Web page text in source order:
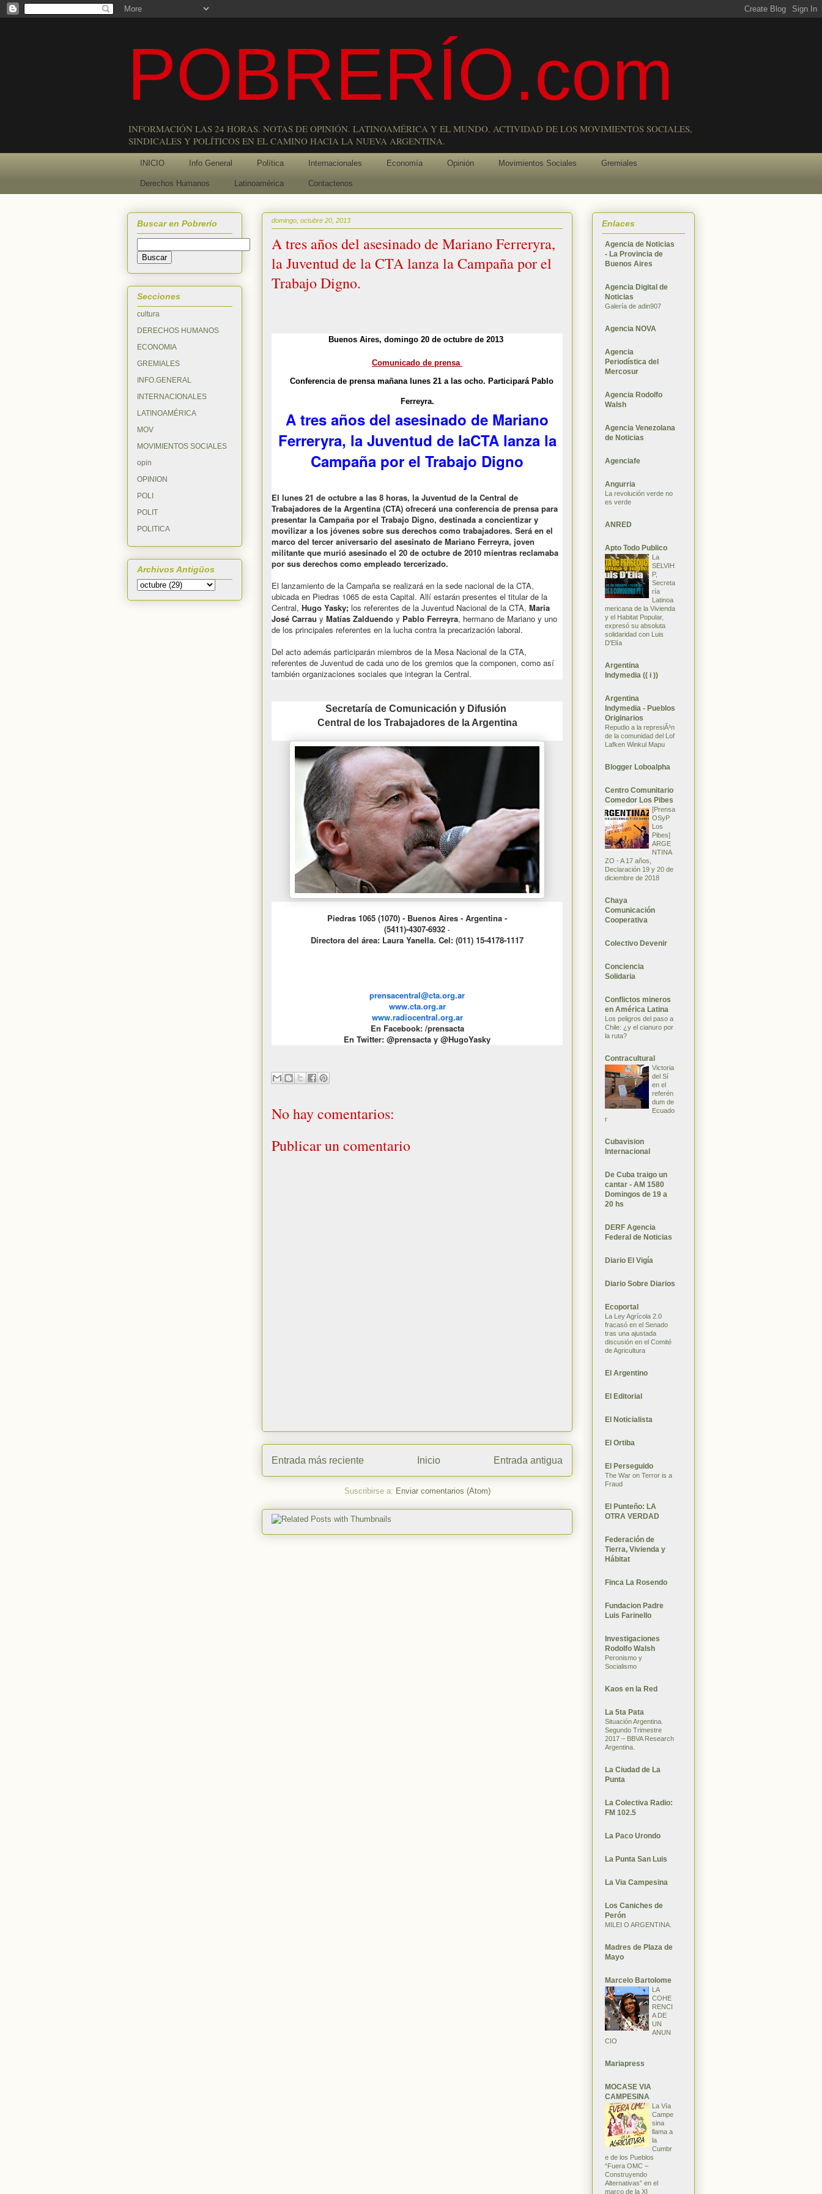
POBRERÍO.com
INFORMACIÓN LAS 24 HORAS. NOTAS DE OPINIÓN. LATINOAMÉRICA Y EL MUNDO. ACTIVIDAD DE LOS MOVIMIENTOS SOCIALES,
SINDICALES Y POLÍTICOS EN EL CAMINO HACIA LA NUEVA ARGENTINA.
INICIO Info General Política Internacionales Economía Opinión Movimientos Sociales Gremiales
Derechos Humanos Latinoamérica Contactenos
domingo, octubre 20, 2013
A tres años del asesinado de Mariano Ferreryra,
la Juventud de la CTA lanza la Campaña por el
Trabajo Digno.
Buenos Aires, domingo 20 de octubre de 2013
Comunicado de prensa
Conferencia de prensa mañana lunes 21 a las ocho. Participará Pablo
Ferreyra.
A tres años del asesinado de Mariano
Ferreryra, la Juventud de laCTA lanza la
Campaña por el Trabajo Digno
El lunes 21 de octubre a las 8 horas, la Juventud de la Central de
Trabajadores de la Argentina (CTA) ofrecerá una conferencia de prensa para
presentar la Campaña por el Trabajo Digno, destinada a concientizar y
movilizar a los jóvenes sobre sus derechos como trabajadores. Será en el
marco del tercer aniversario del asesinato de Mariano Ferreyra, joven
militante que murió asesinado el 20 de octubre de 2010 mientras reclamaba
por sus derechos como empleado tercerizado.
El lanzamiento de la Campaña se realizará en la sede nacional de la CTA,
ubicada en Piedras 1065 de esta Capital. Allí estarán presentes el titular de la
Central, Hugo Yasky; los referentes de la Juventud Nacional de la CTA, Maria
José Carrau y Matías Zalduendo y Pablo Ferreyra, hermano de Mariano y uno
de los principales referentes en la lucha contra la precarización laboral.
Del acto además participarán miembros de la Mesa Nacional de la CTA,
referentes de Juventud de cada uno de los gremios que la componen, como así
también organizaciones sociales que integran la Central.
Secretaría de Comunicación y Difusión
Central de los Trabajadores de la Argentina
Piedras 1065 (1070) - Buenos Aires - Argentina -
(5411)-4307-6932 ·
Directora del área: Laura Yanella. Cel: (011) 15-4178-1117
prensacentral@cta.org.ar
www.cta.org.ar
www.radiocentral.org.ar
En Facebook: /prensacta
En Twitter: @prensacta y @HugoYasky
No hay comentarios:
Publicar un comentario
Entrada más reciente Entrada antigua
Inicio
Suscribirse a: Enviar comentarios (Atom)
Buscar en Pobrerío
Secciones
cultura
DERECHOS HUMANOS
ECONOMIA
GREMIALES
INFO.GENERAL
INTERNACIONALES
LATINOAMÉRICA
MOV
MOVIMIENTOS SOCIALES
opin
OPINION
POLI
POLIT
POLITICA
Archivos Antigüos
Enlaces
Agencia de Noticias
- La Provincia de
Buenos Aires
Agencia Digital de
Noticias
Galería de adin907
Agencia NOVA
Agencia
Periodística del
Mercosur
Agencia Rodolfo
Walsh
Agencia Venezolana
de Noticias
Agenciafe
Angurria
La revolución verde no
es verde
ANRED
Apto Todo Publico
La
SELVIH
P,
Secreta
ría
Latinoa
mericana de la Vivienda
y el Habitat Popular,
expresó su absoluta
solidaridad con Luis
D'Elía
Argentina
Indymedia (( i ))
Argentina
Indymedia - Pueblos
Originarios
Repudio a la represiÃ³n
de la comunidad del Lof
Lafken Winkul Mapu
Blogger Loboalpha
Centro Comunitario
Comedor Los Pibes
[Prensa
OSyP
Los
Pibes]
ARGE
NTINA
ZO - A 17 años,
Declaración 19 y 20 de
diciembre de 2018
Chaya
Comunicación
Cooperativa
Colectivo Devenir
Conciencia
Solidaria
Conflictos mineros
en América Latina
Los peligros del paso a
Chile: ¿y el cianuro por
la ruta?
Contracultural
Victoria
del Sí
en el
referén
dum de
Ecuado
r
Cubavision
Internacional
De Cuba traigo un
cantar - AM 1580
Domingos de 19 a
20 hs
DERF Agencia
Federal de Noticias
Diario El Vigía
Diario Sobre Diarios
Ecoportal
La Ley Agrícola 2.0
fracasó en el Senado
tras una ajustada
discusión en el Comité
de Agricultura
El Argentino
El Editorial
El Noticialista
El Ortiba
El Perseguido
The War on Terror is a
Fraud
El Punteño: LA
OTRA VERDAD
Federación de
Tierra, Vivienda y
Hábitat
Finca La Rosendo
Fundacion Padre
Luis Farinello
Investigaciones
Rodolfo Walsh
Peronismo y
Socialismo
Kaos en la Red
La 5ta Pata
Situación Argentina.
Segundo Trimestre
2017 – BBVA Research
Argentina.
La Ciudad de La
Punta
La Colectiva Radio:
FM 102.5
La Paco Urondo
La Punta San Luis
La Via Campesina
Los Caniches de
Perón
MILEI O ARGENTINA.
Madres de Plaza de
Mayo
Marcelo Bartolome
LA
COHE
RENCI
A DE
UN
ANUN
CIO
Mariapress
MOCASE VIA
CAMPESINA
La Vía
Campe
sina
llama a
la
Cumbr
e de los Pueblos
“Fuera OMC –
Construyendo
Alternativas” en el
marco de la XI